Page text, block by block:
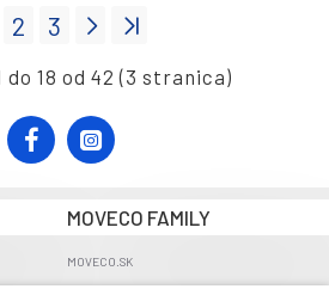
2 3
do 18 od 42 (3 stranica)
MOVECO FAMILY
MOVECO.SK